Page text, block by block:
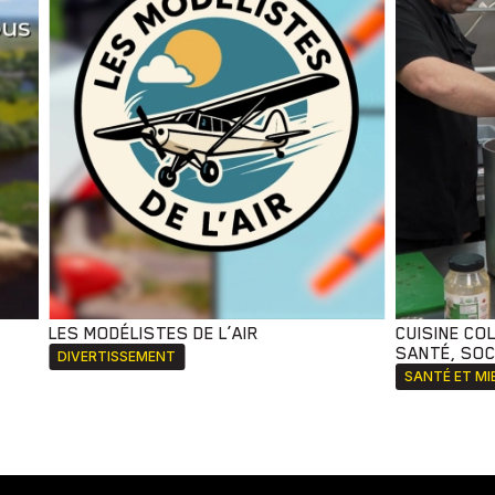
LES MODÉLISTES DE L’AIR
DIVERTISSEMENT
CUISINE
SANTÉ,
SANTÉ ET